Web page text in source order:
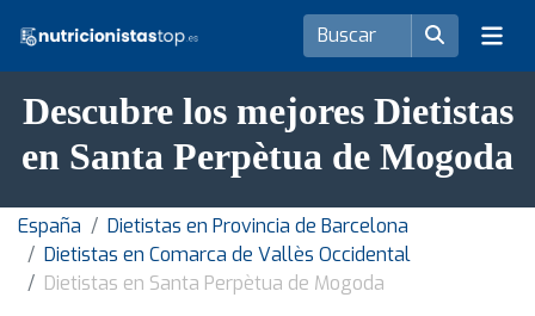
Descubre los mejores Dietistas
en Santa Perpètua de Mogoda
España
Dietistas en Provincia de Barcelona
Dietistas en Comarca de Vallès Occidental
Dietistas en Santa Perpètua de Mogoda